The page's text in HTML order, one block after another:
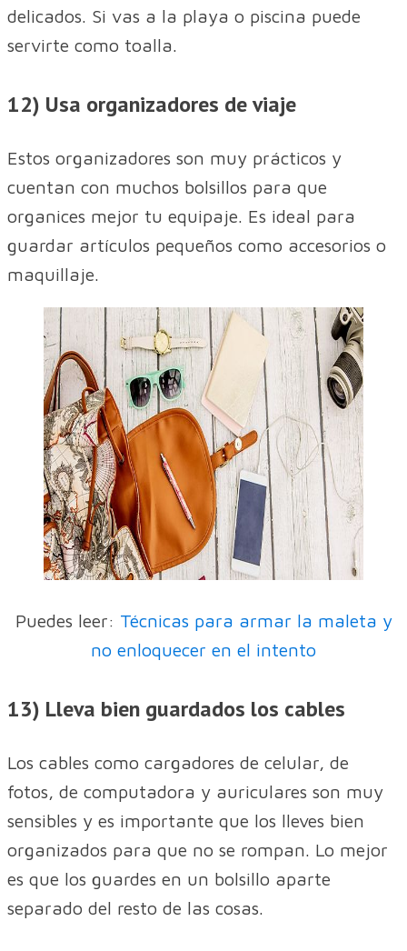
delicados. Si vas a la playa o piscina puede
servirte como toalla.
12) Usa organizadores de viaje
Estos organizadores son muy prácticos y
cuentan con muchos bolsillos para que
organices mejor tu equipaje. Es ideal para
guardar artículos pequeños como accesorios o
maquillaje.
Puedes leer: Técnicas para armar la maleta y
no enloquecer en el intento
13) Lleva bien guardados los cables
Los cables como cargadores de celular, de
fotos, de computadora y auriculares son muy
sensibles y es importante que los lleves bien
organizados para que no se rompan. Lo mejor
es que los guardes en un bolsillo aparte
separado del resto de las cosas.